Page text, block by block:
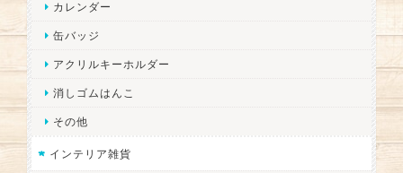
カレンダー
缶バッジ
アクリルキーホルダー
消しゴムはんこ
その他
インテリア雑貨